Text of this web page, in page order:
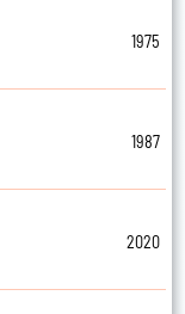
1975
1987
2020